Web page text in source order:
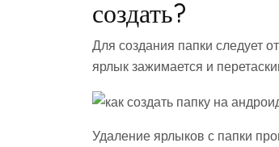
создать?
Для создания папки следует
ярлык зажимается и
Удаление ярлыков с папки